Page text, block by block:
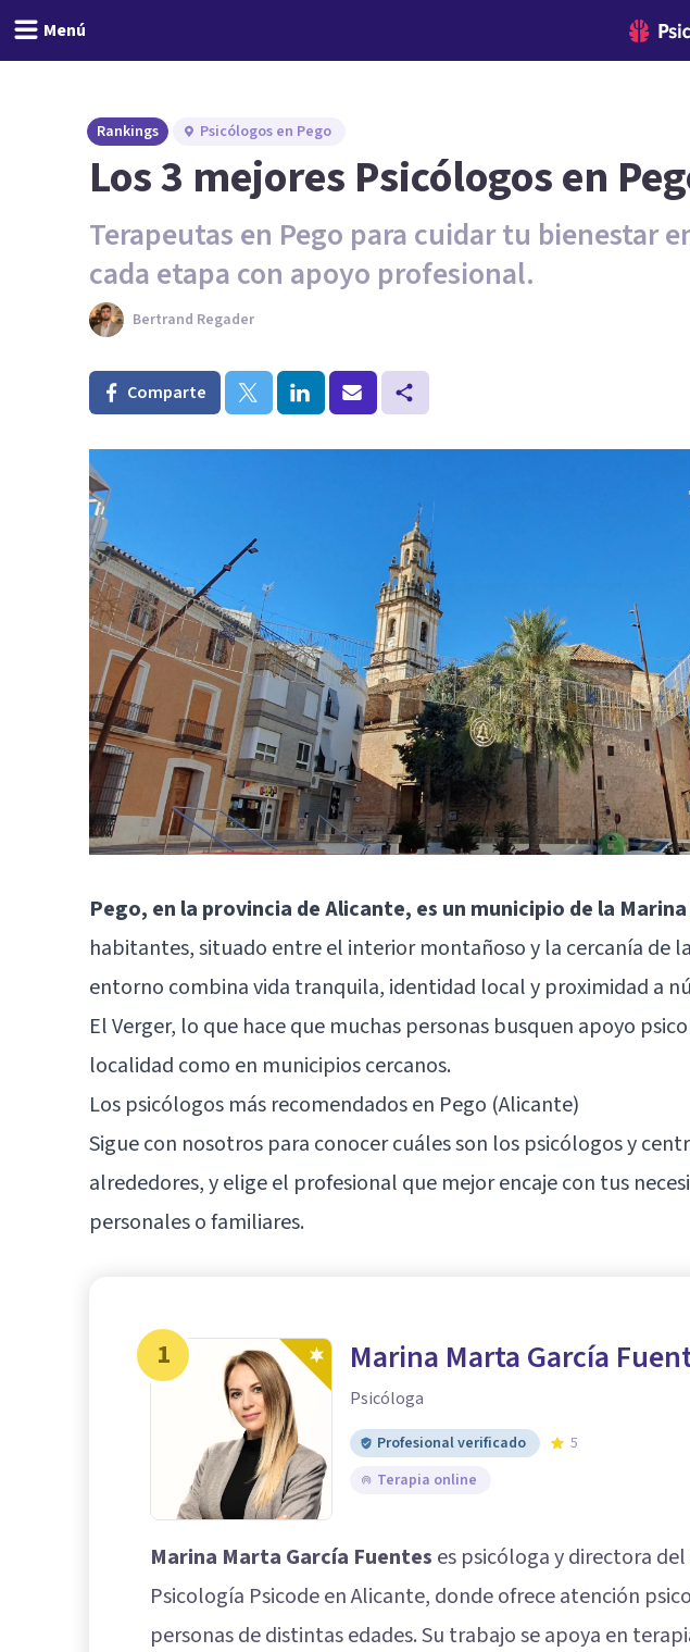
Menú
Rankings Psicólogos en Pego
Los 3 mejores Psicólogos en
Terapeutas en Pego para cuidar tu bienestar
cada etapa con apoyo profesional.
Bertrand Regader
Comparte
Pego, en la provincia de Alicante, es un municipio de la
habitantes, situado entre el interior montañoso y la cercanía de
entorno combina vida tranquila, identidad local y proximidad a
El Verger, lo que hace que muchas personas busquen apoyo
localidad como en municipios cercanos.
Los psicólogos más recomendados en Pego (Alicante)
Sigue con nosotros para conocer cuáles son los psicólogos y
alrededores, y elige el profesional que mejor encaje con tus
personales o familiares.
1 Marina Marta García
Psicóloga
Profesional verificado
5
Terapia online
Marina Marta García Fuentes es psicóloga y directora
Psicología Psicode en Alicante, donde ofrece atención
personas de distintas edades. Su trabajo se apoya en